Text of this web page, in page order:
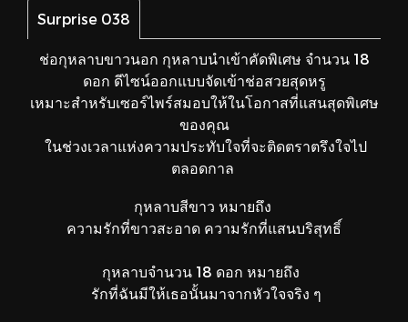
Surprise 038
ช่อกุหลาบขาวนอก กุหลาบนำเข้าคัดพิเศษ จำนวน 18
ดอก ดีไซน์ออกแบบจัดเข้าช่อสวยสุดหรู
เหมาะสำหรับเซอร์ไพร์สมอบให้ในโอกาสที่แสนสุดพิเศษ
ของคุณ
ในช่วงเวลาแห่งความประทับใจที่จะติดตราตรึงใจไป
ตลอดกาล
กุหลาบสีขาว หมายถึง
ความรักที่ขาวสะอาด ความรักที่แสนบริสุทธิ์
กุหลาบจำนวน 18 ดอก หมายถึง
รักที่ฉันมีให้เธอนั้นมาจากหัวใจจริง ๆ